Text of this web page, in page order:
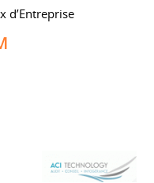
d’Entreprise